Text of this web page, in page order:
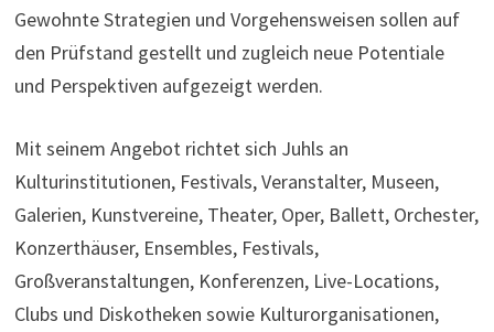
Gewohnte Strategien und Vorgehensweisen sollen auf
den Prüfstand gestellt und zugleich neue Potentiale
und Perspektiven aufgezeigt werden.
Mit seinem Angebot richtet sich Juhls an
Kulturinstitutionen, Festivals, Veranstalter, Museen,
Galerien, Kunstvereine, Theater, Oper, Ballett, Orchester,
Konzerthäuser, Ensembles, Festivals,
Großveranstaltungen, Konferenzen, Live-Locations,
Clubs und Diskotheken sowie Kulturorganisationen,